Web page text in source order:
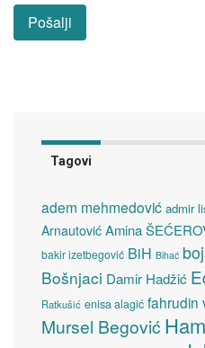
Tagovi
adem mehmedović admir
Arnautović Amina
bakir izetbegović BiH Bihać
Bošnjaci Damir Hadžić
Ratkušić enisa alagić fahrudin
Mursel Begović